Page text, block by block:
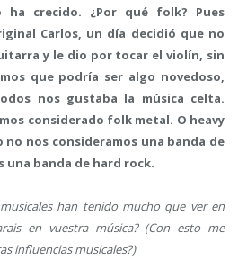
ha crecido. ¿Por qué folk? Pues
Carlos, un día decidió que no
y le dio por tocar el violín, sin
que podría ser algo novedoso,
nos gustaba la música celta.
considerado folk metal. O heavy
nos consideramos una banda de
una banda de hard rock.
han tenido mucho que ver en
en vuestra música? (Con esto me
influencias musicales?)